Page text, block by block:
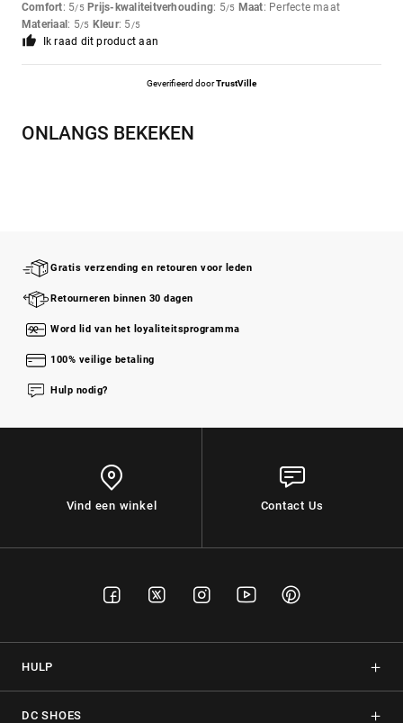
Comfort: 5/5 Prijs-kwaliteitverhouding: 5/5 Maat: Perfecte maat
Materiaal : 5/5 Kleur: 5/5
Ik raad dit product aan
Geverifieerd doorTrustVille
ONLANGS BEKEKEN
Gratis verzending en retouren voor leden
Retourneren binnen 30 dagen
Word lid van het loyaliteitsprogramma
100% veilige betaling
Hulp nodig?
Vind een winkel Contact Us
HULP
DC SHOES